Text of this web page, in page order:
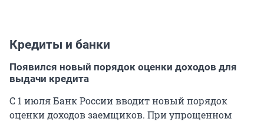
Кредиты и банки
Появился новый порядок оценки доходов для
выдачи кредита
С 1 июля Банк России вводит новый порядок
оценки доходов заемщиков. При упрощенном